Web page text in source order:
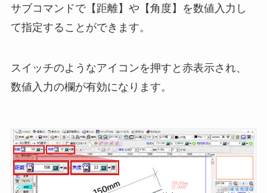
サブコマンドで【距離】や【角度】を数値入力し
て指定することができます。
スイッチのようなアイコンを押すと赤表示され、
数値入力の欄が有効になります。